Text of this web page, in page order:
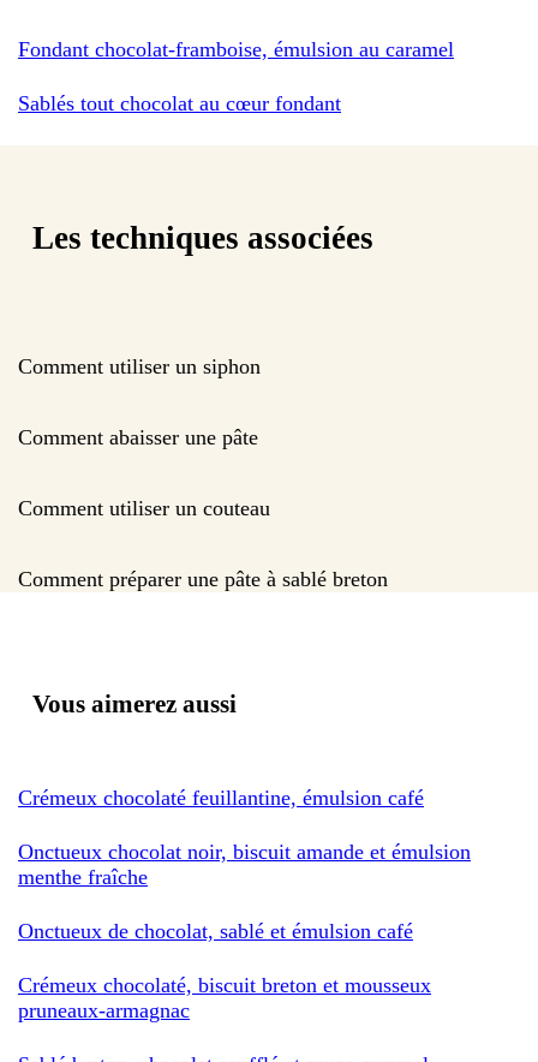
Fondant chocolat-framboise, émulsion au caramel
Sablés tout chocolat au cœur fondant
Les techniques associées
Comment utiliser un siphon
Comment abaisser une pâte
Comment utiliser un couteau
Comment préparer une pâte à sablé breton
Vous aimerez aussi
Crémeux chocolaté feuillantine, émulsion café
Onctueux chocolat noir, biscuit amande et émulsion
menthe fraîche
Onctueux de chocolat, sablé et émulsion café
Crémeux chocolaté, biscuit breton et mousseux
pruneaux-armagnac